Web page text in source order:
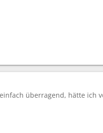
überragend, hätte ich